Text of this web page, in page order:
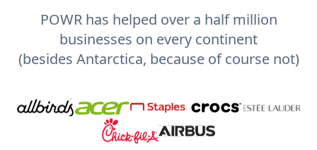
POWR has helped over a half million
businesses on every continent
(besides Antarctica, because of course not)